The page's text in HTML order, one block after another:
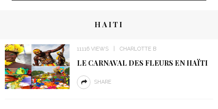
HAITI
11116 VIEWS CHARLOTTE B
LE CARNAVAL DES FLEURS EN HAÏTI
SHARE